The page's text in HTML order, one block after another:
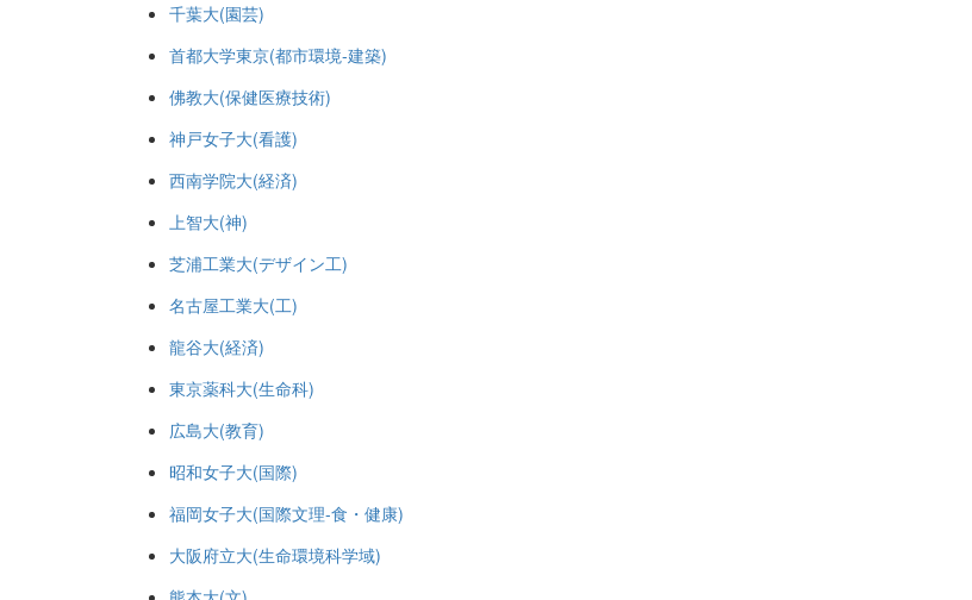
千葉大(園芸)
首都大学東京(都市環境-建築)
佛教大(保健医療技術)
神戸女子大(看護)
西南学院大(経済)
上智大(神)
芝浦工業大(デザイン工)
名古屋工業大(工)
龍谷大(経済)
東京薬科大(生命科)
広島大(教育)
昭和女子大(国際)
福岡女子大(国際文理-食・健康)
大阪府立大(生命環境科学域)